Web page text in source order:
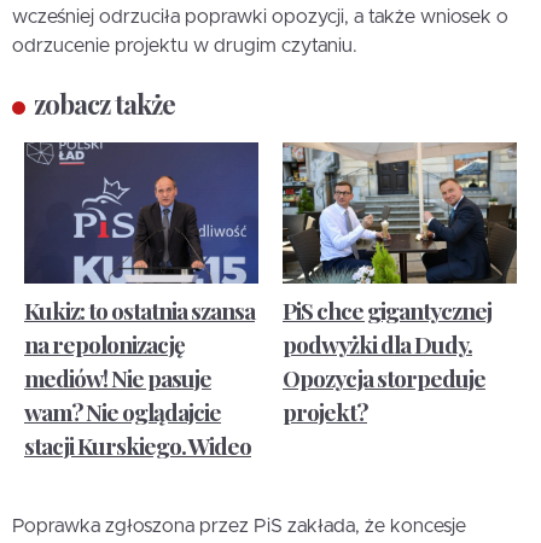
wcześniej odrzuciła poprawki opozycji, a także wniosek o
odrzucenie projektu w drugim czytaniu.
zobacz także
Kukiz: to ostatnia szansa
na repolonizację
mediów! Nie pasuje
wam? Nie oglądajcie
stacji Kurskiego. Wideo
PiS chce gigantycznej
podwyżki dla Dudy.
Opozycja storpeduje
projekt?
Poprawka zgłoszona przez PiS zakłada, że koncesje